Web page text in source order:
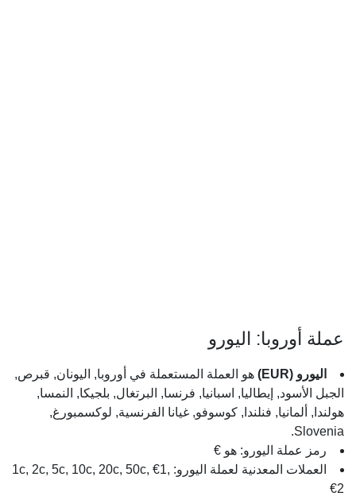
عملة أوروبا: اليورو
اليورو (EUR)
هو العملة المستعملة في أوروبا, اليونان, قبرص,
الجبل الأسود, إيطاليا, اسبانيا, فرنسا, البرتغال, بلجيكا, النمسا,
هولندا, ألمانيا, فنلندا, كوسوفو, غيانا الفرنسية, لوكسمبورغ,
Slovenia.
رمز عملة اليورو: هو €
العملات المعدنية لعملة اليورو: 1c, 2c, 5c, 10c, 20c, 50c, €1,
€2